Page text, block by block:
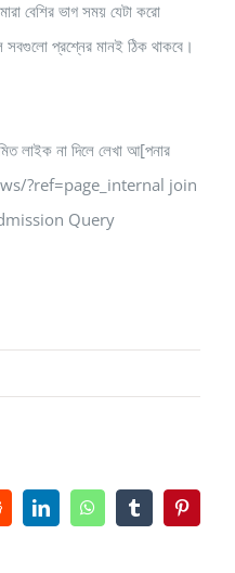
বেশির ভাগ সময় যেটা করো
সবগুলো প্রশ্নের মানই ঠিক থাকবে।
লাইক না দিলে লেখা আ[পনার
?ref=page_internal join
Query
LinkedInWhatsAppTumblr